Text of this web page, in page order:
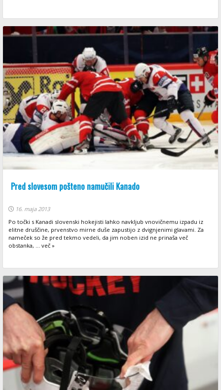
Pred slovesom pošteno namučili Kanado
16. maja 2013
Po točki s Kanadi slovenski hokejisti lahko navkljub vnovičnemu izpadu iz
elitne druščine, prvenstvo mirne duše zapustijo z dvignjenimi glavami. Za
nameček so že pred tekmo vedeli, da jim noben izid ne prinaša več
obstanka, ... več »